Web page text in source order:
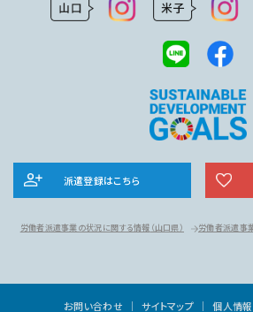
派遣登録はこちら
労働者派遣事業の状況に関する情報 （山口県） 労働者派遣事
お問い合わせ サイトマップ 個人情